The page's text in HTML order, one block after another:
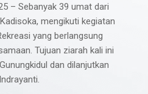
– Sebanyak 39 umat dari
mengikuti kegiatan
yang berlangsung
Tujuan ziarah kali ini
dan dilanjutkan